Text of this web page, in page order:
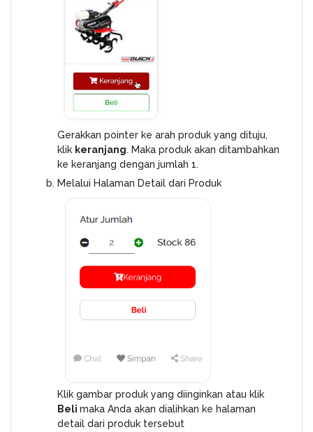
Gerakkan pointer ke arah produk yang dituju,
klik keranjang. Maka produk akan ditambahkan
ke keranjang dengan jumlah 1.
Melalui Halaman Detail dari Produk
Klik gambar produk yang diinginkan atau klik
Beli maka Anda akan dialihkan ke halaman
detail dari produk tersebut